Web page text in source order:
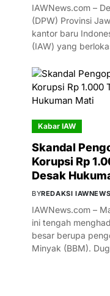
IAWNews.com –
(DPW) Provinsi
kantor baru
(IAW) yang
Kabar IAW
Skandal
Korupsi Rp
Desak
BYREDAKSI IAWNEWS
IAWNews.com –
ini tengah
besar berupa
Minyak (BBM).